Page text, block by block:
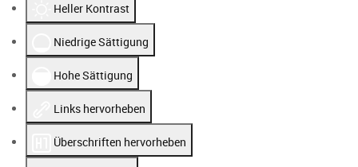
Heller Kontrast
Niedrige Sättigung
Hohe Sättigung
Links hervorheben
Überschriften hervorheben